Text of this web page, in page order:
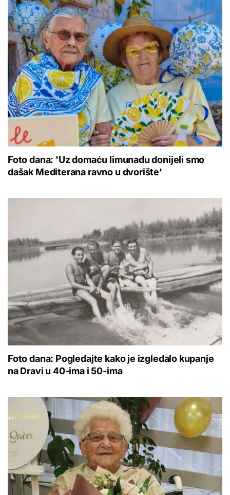
Foto dana: 'Uz domaću limunadu donijeli smo
dašak Mediterana ravno u dvorište'
Foto dana: Pogledajte kako je izgledalo kupanje
na Dravi u 40-ima i 50-ima